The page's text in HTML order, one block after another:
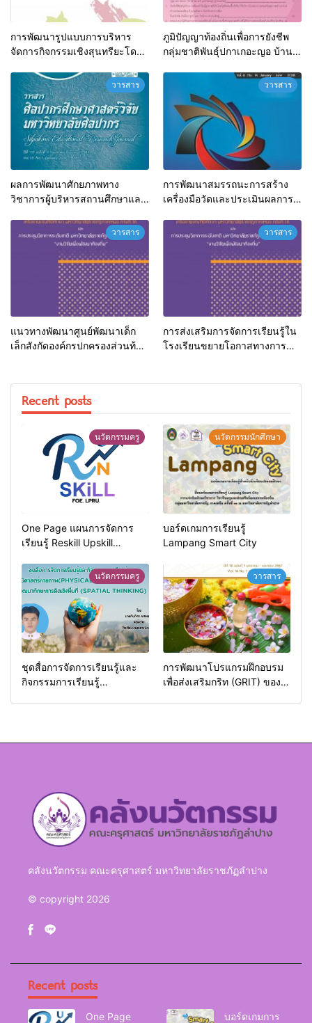
การพัฒนารูปแบบการบริหาร
จัดการกิจกรรมเชิงสุนทรียะโดย
เทศบาลตำบลน้ำโจ้ อำเภอแม่ทะ
จังหวัดลำปาง
ภูมิปัญญาท้องถิ่นเพื่อการยังชีพ
กลุ่มชาติพันธุ์ปกาเกอะญอ บ้าน
วารสาร
ผลการพัฒนาศักยภาพทาง
วิชาการผู้บริหารสถานศึกษาและ
ศึกษาขั้นพื้นฐาน
วารสาร
การพัฒนาสมรรถนะการสร้าง
เครื่องมือวัดและประเมินผลการ
การเสริมพลังอำนาจ
วารสาร
แนวทางพัฒนาศูนย์พัฒนาเด็ก
เล็กสังกัดองค์กรปกครองส่วนท้อง
วารสาร
การส่งเสริมการจัดการเรียนรู้ใน
โรงเรียนขยายโอกาสทางการ
Recent posts
นวัตกรรมครู
One Page แผนการจัดการ
เรียนรู้ Reskill Upskill
นวัตกรรมนักศึกษา
บอร์ดเกมการเรียนรู้
Lampang Smart City
นวัตกรรมครู
ชุดสื่อการจัดการเรียนรู้และ
กิจกรรมการเรียนรู้
วารสาร
การพัฒนาโปรแกรมฝึกอบรม
เพื่อส่งเสริมกริท (GRIT) ของ
คลังนวัตกรรม คณะครุศาสตร์ มหาวิทยาลัยราชภัฏลำปาง
© copyright 2026
Recent posts
One Page บอร์ดเกมการ